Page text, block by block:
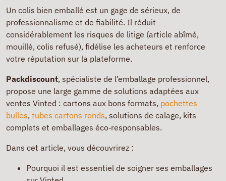
Un colis bien emballé est un gage de sérieux, de
professionnalisme et de fiabilité. Il réduit
considérablement les risques de litige (article abîmé,
mouillé, colis refusé), fidélise les acheteurs et renforce
votre réputation sur la plateforme.
Packdiscount, spécialiste de l’emballage professionnel,
propose une large gamme de solutions adaptées aux
ventes Vinted : cartons aux bons formats, pochettes
bulles, tubes cartons ronds, solutions de calage, kits
complets et emballages éco‑responsables.
Dans cet article, vous découvrirez :
Pourquoi il est essentiel de soigner ses emballages